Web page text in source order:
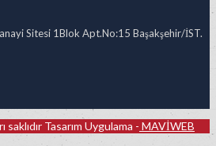
Sitesi 1Blok Apt.No:15 Başakşehir/İST.
Tasarım Uygulama - MAVİWEB